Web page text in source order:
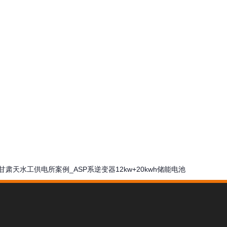
肃天水工供电所案例_ASP系逆变器12kw+20kwh储能电池